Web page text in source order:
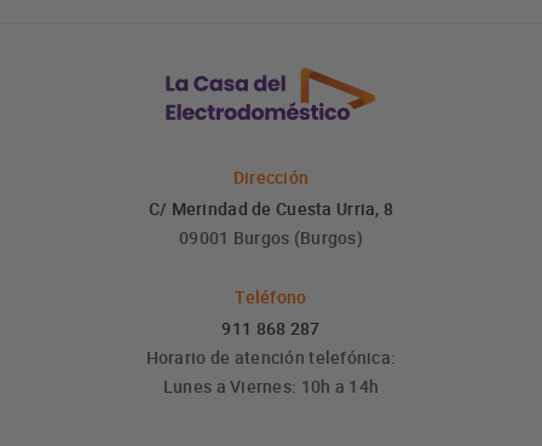
Dirección
C/ Merindad de Cuesta Urria, 8
09001 Burgos (Burgos)
Teléfono
911 868 287
Horario de atención telefónica:
Lunes a Viernes: 10h a 14h